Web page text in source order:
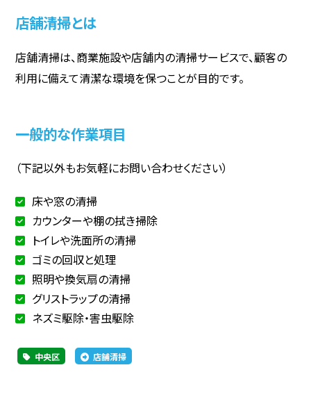
店舗清掃とは
店舗清掃は、商業施設や店舗内の清掃サービスで、顧客の
利用に備えて清潔な環境を保つことが目的です。
一般的な作業項目
（下記以外もお気軽にお問い合わせください）
床や窓の清掃
カウンターや棚の拭き掃除
トイレや洗面所の清掃
ゴミの回収と処理
照明や換気扇の清掃
グリストラップの清掃
ネズミ駆除・害虫駆除
中央区 店舗清掃